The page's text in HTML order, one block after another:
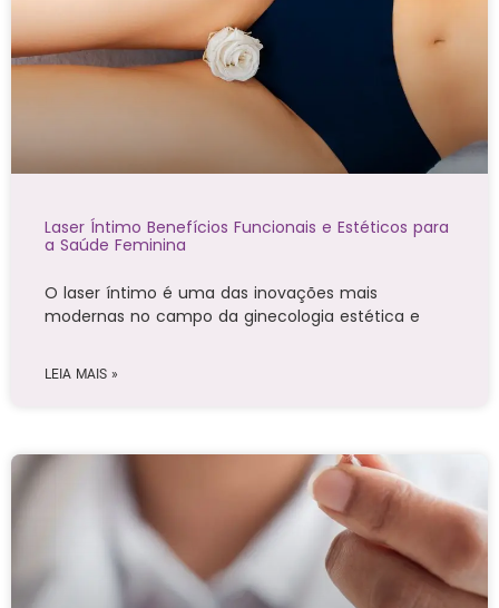
Laser Íntimo Benefícios Funcionais e Estéticos para
a Saúde Feminina
O laser íntimo é uma das inovações mais
modernas no campo da ginecologia estética e
LEIA MAIS »